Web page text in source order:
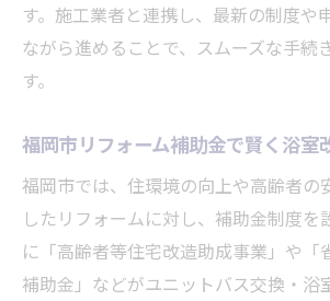
す。施工業者と連携し、最新の制度や
ながら進めることで、スムーズな手続
す。
福岡市リフォーム補助金で賢く浴室
福岡市では、住環境の向上や高齢者の
したリフォームに対し、補助金制度を
に「高齢者等住宅改造助成事業」や「
補助金」などがユニットバス交換・浴